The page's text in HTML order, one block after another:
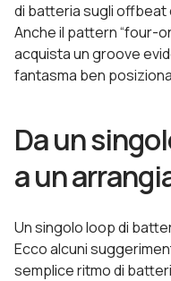
di batteria sugli offbeat
Anche il pattern “four-
acquista un groove
fantasma ben
Da un
a un
Un singolo loop di
Ecco alcuni
semplice ritmo di